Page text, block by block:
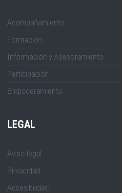
Acompañamiento
Formación
Información y Asesoramiento
Participación
Empoderamiento
LEGAL
Aviso legal
Privacidad
Accesibilidad